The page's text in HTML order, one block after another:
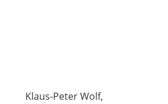
Klaus-Peter Wolf,